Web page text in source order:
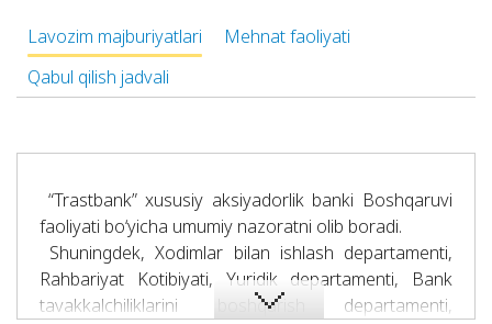
Lavozim majburiyatlari
Mehnat faoliyati
Qabul qilish jadvali
“Trastbank” xususiy aksiyadorlik banki Boshqaruvi
faoliyati bo‘yicha umumiy nazoratni olib boradi.
Shuningdek, Xodimlar bilan ishlash departamenti,
Rahbariyat Kotibiyati, Yuridik departamenti, Bank
tavakkalchiliklarini boshqarish departamenti,